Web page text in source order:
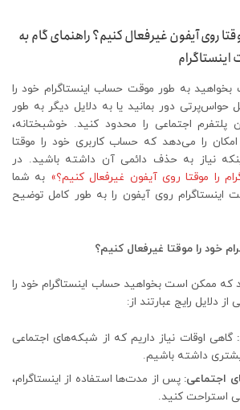
روی آیفون غیرفعال کنیم؟ راهنمای گام به
اینستاگرام
به طور موقت حساب اینستاگرام خود را
حواس‌پرتی دور بمانید یا به دلایل دیگر به طور
اجتماعی را محدود کنید. خوشبختانه،
امکان را می‌دهد که حساب کاربری خود را موقتا
نیاز به حذف دائمی آن داشته باشید. در
را موقتا روی آیفون غیرفعال کنیم؟» به شما
اینستاگرام روی آیفون را به طور کامل توضیح
خود را موقتا غیرفعال کنیم؟
که ممکن است بخواهید حساب اینستاگرام خود را
دلایل رایج عبارتند از:
گاهی اوقات نیاز داریم که از شبکه‌های اجتماعی
داشته باشیم.
اجتماعی: پس از مدت‌ها استفاده از اینستاگرام،
استراحت کنید.